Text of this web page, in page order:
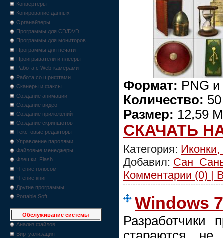
Конвертеры
Копирование данных
Органайзеры
Программы для CD/DVD
Программы для мониторов
Программы для печати
Проигрыватели и плееры
Работа с Web-камерами
Работа со шрифтами
Сканеры и факсы
Создание анимации
Создание видео
Создание приложений
Создание скриншотов
Текстовые редакторы
Управление паролями
Файловые менеджеры
Флешки, Flash
Чтение голосом
Чтение книг
Другие программы
Portable Soft
Обслуживание системы
Анализ файлов
Виртуализация
Формат: PNG
Количество:
Размер: 12,59
СКАЧАТЬ
Категория: Иконки,
Добавил:
Комментарии (0) |
Windows
Разработчики
стараются